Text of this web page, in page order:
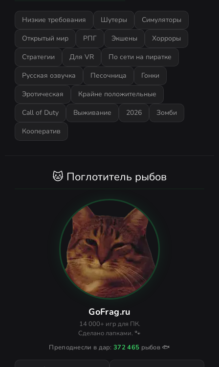
Низкие требования Шутеры
Симуляторы
Открытый мир
РПГ Экшены
Хорроры
Стратегии
Для VR
По сети на пиратке
Русская озвучка
Песочница
Гонки
Эротическая
Крайне положительные
Call of Duty
Выживание 2026
Зомби
Кооператив
🐱 Поглотитель рыбов
GoFrag.ru
14 000+ игр для ПК.
Сделано лапками. 🐾
Преподнесли в дар:372 465 рыбов 🐟